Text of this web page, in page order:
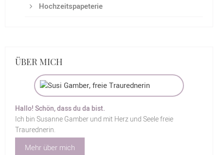
Hochzeitspapeterie
ÜBER MICH
Hallo! Schön, dass du da bist.
Ich bin Susanne Gamber und mit Herz und Seele freie
Traurednerin.
Mehr über mich